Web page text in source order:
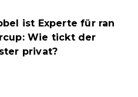
ist Experte für ran
Wie tickt der
privat?